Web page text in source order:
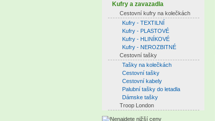
Kufry a zavazadla
Cestovní kufry na kolečkách
Kufry - TEXTILNÍ
Kufry - PLASTOVÉ
Kufry - HLINÍKOVÉ
Kufry - NEROZBITNÉ
Cestovní tašky
Tašky na kolečkách
Cestovní tašky
Cestovní kabely
Palubní tašky do letadla
Dámske tašky
Troop London